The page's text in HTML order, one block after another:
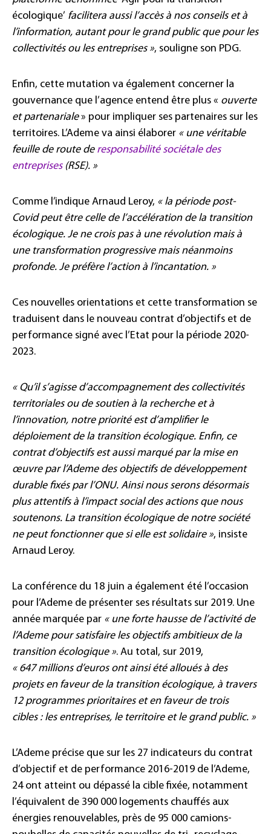
écologique’ facilitera aussi l’accès à nos conseils et à
l’information, autant pour le grand public que pour les
collectivités ou les entreprises », souligne son PDG.
Enfin, cette mutation va également concerner la
gouvernance que l’agence entend être plus « ouverte
et partenariale» pour impliquer ses partenaires sur les
territoires. L’Ademe va ainsi élaborer « une véritable
feuille de route de responsabilité sociétale des
entreprises(RSE). »
Comme l’indique Arnaud Leroy, « la période post-
Covid peut être celle de l’accélération de la transition
écologique. Je ne crois pas à une révolution mais à
une transformation progressive mais néanmoins
profonde. Je préfère l’action à l’incantation. »
Ces nouvelles orientations et cette transformation se
traduisent dans le nouveau contrat d’objectifs et de
performance signé avec l’Etat pour la période 2020-
2023.
« Qu’il s’agisse d’accompagnement des collectivités
territoriales ou de soutien à la recherche et à
l’innovation, notre priorité est d’amplifier le
déploiement de la transition écologique. Enfin, ce
contrat d’objectifs est aussi marqué par la mise en
œuvre par l’Ademe des objectifs de développement
durable fixés par l’ONU. Ainsi nous serons désormais
plus attentifs à l’impact social des actions que nous
soutenons. La transition écologique de notre société
ne peut fonctionner que si elle est solidaire », insiste
Arnaud Leroy.
La conférence du 18 juin a également été l’occasion
pour l’Ademe de présenter ses résultats sur 2019. Une
année marquée par « une forte hausse de l’activité de
l’Ademe pour satisfaire les objectifs ambitieux de la
transition écologique ». Au total, sur 2019,
« 647 millions d’euros ont ainsi été alloués à des
projets en faveur de la transition écologique, à travers
12 programmes prioritaires et en faveur de trois
cibles : les entreprises, le territoire et le grand public. »
L’Ademe précise que sur les 27 indicateurs du contrat
d’objectif et de performance 2016-2019 de l’Ademe,
24 ont atteint ou dépassé la cible fixée, notamment
l’équivalent de 390 000 logements chauffés aux
énergies renouvelables, près de 95 000 camions-